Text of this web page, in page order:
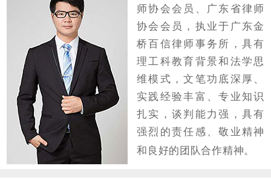
师协会会员、广东省律师
协会会员，执业于广东金
桥百信律师事务所，具有
理工科教育背景和法学思
维模式，文笔功底深厚、
实践经验丰富、专业知识
扎实，谈判能力强，具有
强烈的责任感、敬业精神
和良好的团队合作精神。